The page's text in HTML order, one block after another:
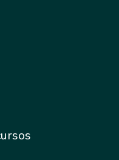
lo cual ha
tengan la
sobre su trabajo y por
problemas sociales,
que incide a
confianza por parte